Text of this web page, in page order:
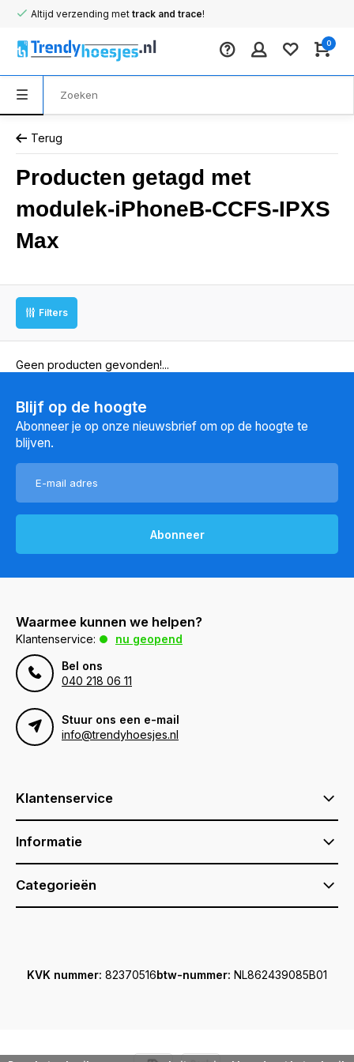
Altijd verzending met track and trace!
0
Terug
Producten getagd met
modulek-iPhoneB-CCFS-IPXS
Max
Filters
Geen producten gevonden!...
Blijf op de hoogte
Abonneer je op onze nieuwsbrief om op de hoogte te
blijven.
Abonneer
Waarmee kunnen we helpen?
Klantenservice:
nu geopend
Bel ons
040 218 06 11
Stuur ons een e-mail
info@trendyhoesjes.nl
Klantenservice
Informatie
Categorieën
KVK nummer: 82370516btw-nummer: NL862439085B01